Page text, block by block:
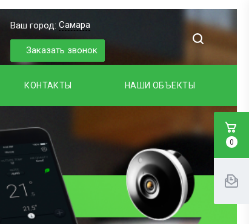
Ваш город: Самара
Заказать звонок
КОНТАКТЫ НАШИ ОБЪЕКТЫ
0